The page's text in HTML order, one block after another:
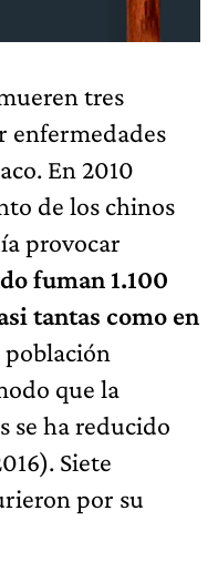
tres
enfermedades
En 2010
de los chinos
provocar
fuman 1.100
tantas como en
población
que la
se ha reducido
Siete
por su